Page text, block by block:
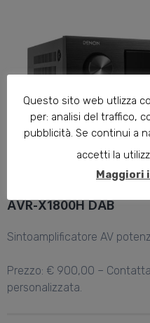
AVR-X1800H DAB
Sintoamplificatore AV
Prezzo: € 900,00 –
personalizzata.
Questo sito web utlizza
per: analisi del traffico,
pubblicità. Se continui a
accetti la
Maggiori